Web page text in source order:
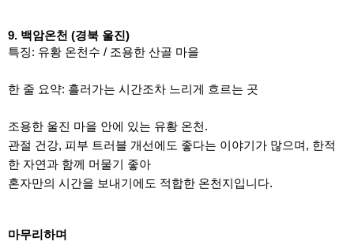
9. 백암온천 (경북 울진)
특징: 유황 온천수 / 조용한 산골 마을
한 줄 요약: 흘러가는 시간조차 느리게 흐르는 곳
조용한 울진 마을 안에 있는 유황 온천.
관절 건강, 피부 트러블 개선에도 좋다는 이야기가 많으며, 한적
한 자연과 함께 머물기 좋아
혼자만의 시간을 보내기에도 적합한 온천지입니다.
마무리하며